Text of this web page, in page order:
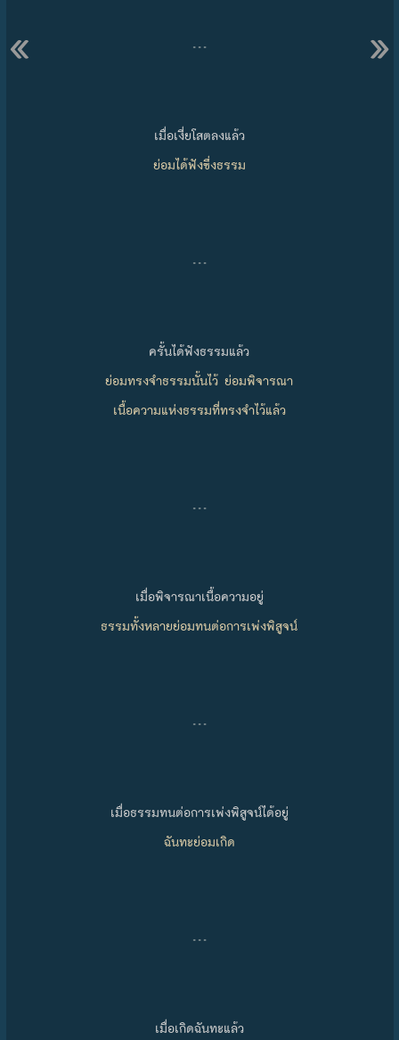
…
เมื่อเงี่ยโสตลงแล้ว
ย่อมได้ฟังซึ่งธรรม
…
ครั้นได้ฟังธรรมแล้ว
ย่อมทรงจำธรรมนั้นไว้ ย่อมพิจารณา
เนื้อความแห่งธรรมที่ทรงจำไว้แล้ว
…
เมื่อพิจารณาเนื้อความอยู่
ธรรมทั้งหลายย่อมทนต่อการเพ่งพิสูจน์
…
เมื่อธรรมทนต่อการเพ่งพิสูจน์ได้อยู่
ฉันทะย่อมเกิด
…
เมื่อเกิดฉันทะแล้ว
»
«